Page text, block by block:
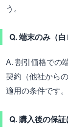
う。
Q. 端末のみ（
A. 割引価格での
契約（他社から
適用の条件です。
Q. 購入後の保